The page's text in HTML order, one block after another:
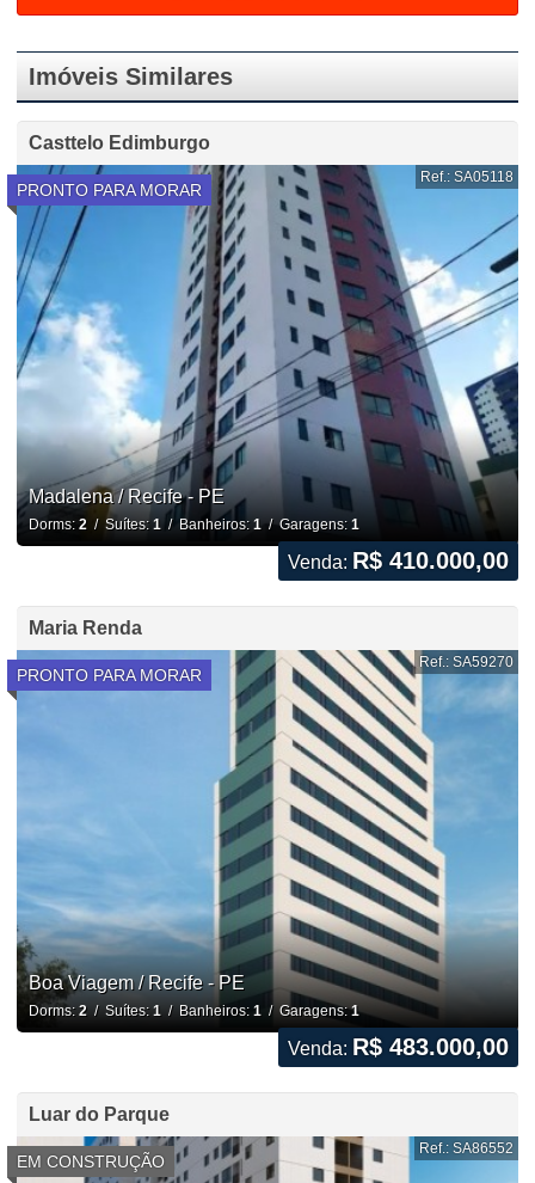
Imóveis Similares
Casttelo Edimburgo
PRONTO PARA MORAR
Ref.: SA05118
Madalena / Recife - PE
Dorms: 2/ Suítes: 1/ Banheiros: 1/ Garagens: 1
Venda: R$ 410.000,00
Maria Renda
PRONTO PARA MORAR
Ref.: SA59270
Boa Viagem / Recife - PE
Dorms: 2/ Suítes: 1/ Banheiros: 1/ Garagens:1
Venda: R$ 483.000,00
Luar do Parque
EM CONSTRUÇÃO
Ref.: SA86552